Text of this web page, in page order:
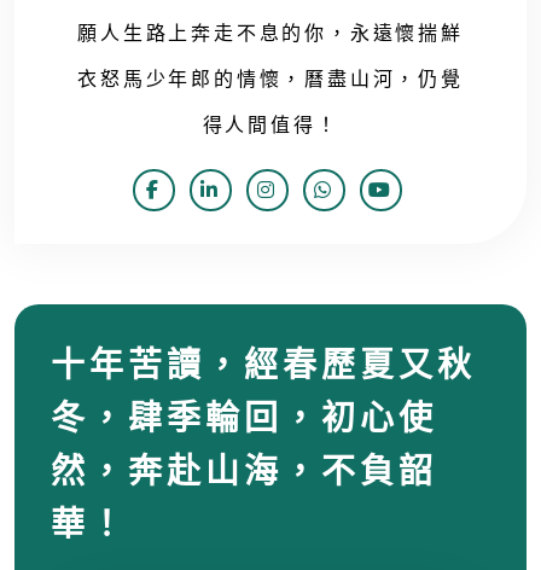
願人生路上奔走不息的你，永遠懷揣鮮
衣怒馬少年郎的情懷，曆盡山河，仍覺
得人間值得！
十年苦讀，經春歷夏又秋
冬，肆季輪回，初心使
然，奔赴山海，不負韶
華！